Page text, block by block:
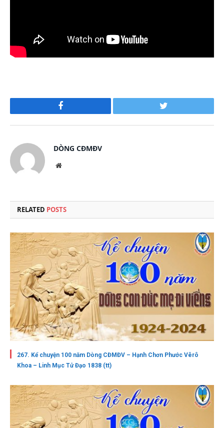
Facebook Twitter
DÒNG CĐMĐV
Website
RELATED POSTS
267. Kể chuyện 100 năm Dòng CĐMĐV – Hạnh Chơn Phước Vêrô
Khoa – Linh Mục Tử Đạo 1838 (tt)